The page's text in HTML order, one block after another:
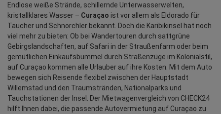
Endlose weiße Strände, schillernde Unterwasserwelten,
kristallklares Wasser – Curaçao ist vor allem als Eldorado für
Taucher und Schnorchler bekannt. Doch die Karibikinsel hat noch
viel mehr zu bieten: Ob bei Wandertouren durch sattgrüne
Gebirgslandschaften, auf Safari in der Straußenfarm oder beim
gemütlichen Einkaufsbummel durch Straßenzüge im Kolonialstil,
auf Curaçao kommen alle Urlauber auf ihre Kosten. Mit dem Auto
bewegen sich Reisende flexibel zwischen der Hauptstadt
Willemstad und den Traumstränden, Nationalparks und
Tauchstationen der Insel. Der Mietwagenvergleich von CHECK24
hilft Ihnen dabei, die passende Autovermietung auf Curaçao zu